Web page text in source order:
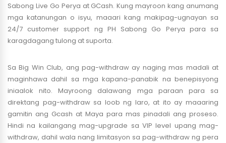
Sabong Live Go Perya at GCash. Kung mayroon kang anumang
mga katanungan o isyu, maaari kang makipag-ugnayan sa
24/7 customer support ng PH Sabong Go Perya para sa
karagdagang tulong at suporta.
Sa Big Win Club, ang pag-withdraw ay naging mas madali at
maginhawa dahil sa mga kapana-panabik na benepisyong
iniaalok nito. Mayroong dalawang mga paraan para sa
direktang pag-withdraw sa loob ng laro, at ito ay maaaring
gamitin ang Gcash at Maya para mas pinadali ang proseso.
Hindi na kailangang mag-upgrade sa VIP level upang mag-
withdraw, dahil wala nang limitasyon sa pag-withdraw ng pera